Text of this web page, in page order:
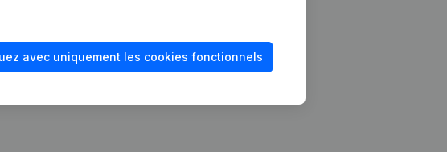
avec uniquement les cookies fonctionnels
de la solvabilité